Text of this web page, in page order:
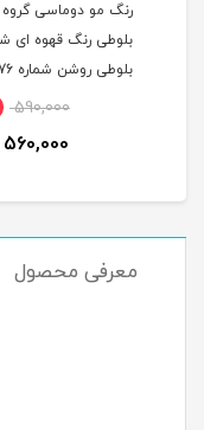
رنگ مو دوماسی گروه
بلوطی رنگ قهوه ای
بلوطی
590,000
560,000
معرفی محصول